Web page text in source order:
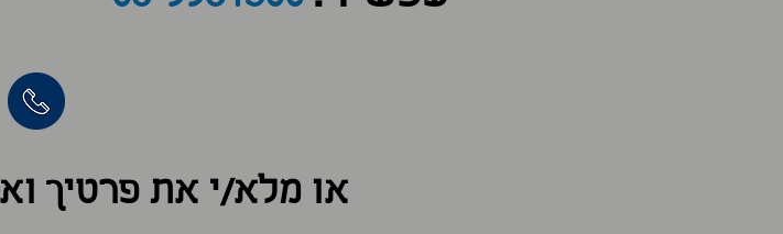
או מלא/י את פרטיך